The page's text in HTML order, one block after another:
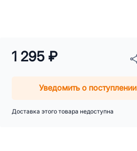
1 295 ₽
Уведомить о поступлении
Доставка этого товара недоступна